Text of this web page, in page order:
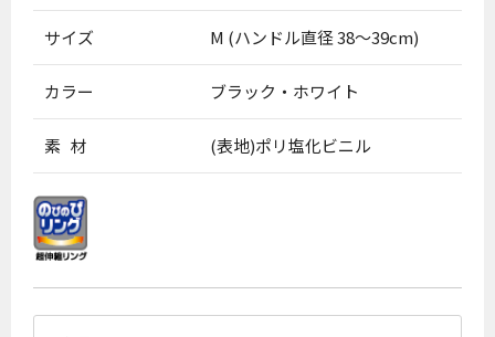
サイズ M (ハンドル直径 38〜39cm)
カラー ブラック・ホワイト
素 材 (表地)ポリ塩化ビニル